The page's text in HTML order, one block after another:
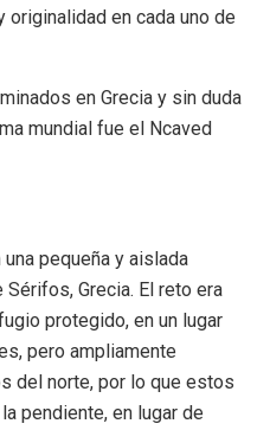
en cada uno de
en Grecia y sin duda
mundial fue el Ncaved
pequeña y aislada
Grecia. El reto era
protegido, en un lugar
pero ampliamente
del norte, por lo que estos
pendiente, en lugar de